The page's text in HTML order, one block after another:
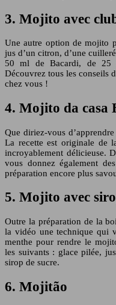
3. Mojito avec
Une autre option de mojito
jus d’un citron, d’une
50 ml de Bacardi, de 25
Découvrez tous les conseils
chez vous !
4. Mojito da casa
Que diriez-vous
La recette est originale de
incroyablement délicieuse.
vous donnez également
préparation encore plus
5. Mojito avec
Outre la préparation de la
la vidéo une technique qui
menthe pour rendre le
les suivants : glace pilée,
sirop de sucre.
6. Mojitão